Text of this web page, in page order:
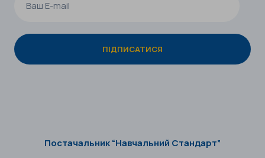
Постачальник “Навчальний Стандарт”